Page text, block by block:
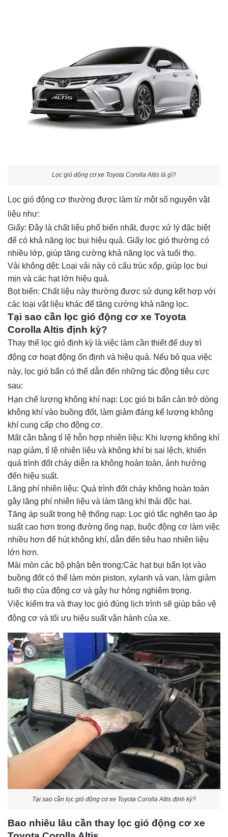
Lọc gió động cơ xe Toyota Corolla Altis là gì?
Lọc gió động cơ thường được làm từ một số nguyên vật
liệu như:
Giấy: Đây là chất liệu phổ biến nhất, được xử lý đặc biệt
để có khả năng lọc bụi hiệu quả. Giấy lọc gió thường có
nhiều lớp, giúp tăng cường khả năng lọc và tuổi thọ.
Vải không dệt: Loại vải này có cấu trúc xốp, giúp lọc bụi
mịn và các hạt lớn hiệu quả.
Bọt biển: Chất liệu này thường được sử dụng kết hợp với
các loại vật liệu khác để tăng cường khả năng lọc.
Tại sao cần lọc gió động cơ xe Toyota
Corolla Altis định kỳ?
Thay thế lọc gió định kỳ là việc làm cần thiết để duy trì
động cơ hoạt động ổn định và hiệu quả. Nếu bỏ qua việc
này, lọc gió bẩn có thể dẫn đến những tác động tiêu cực
sau:
Hạn chế lượng không khí nạp: Lọc gió bị bẩn cản trở dòng
không khí vào buồng đốt, làm giảm đáng kể lượng không
khí cung cấp cho động cơ.
Mất cân bằng tỉ lệ hỗn hợp nhiên liệu: Khi lượng không khí
nạp giảm, tỉ lệ nhiên liệu và không khí bị sai lệch, khiến
quá trình đốt cháy diễn ra không hoàn toàn, ảnh hưởng
đến hiệu suất.
Lãng phí nhiên liệu: Quá trình đốt cháy không hoàn toàn
gây lãng phí nhiên liệu và làm tăng khí thải độc hại.
Tăng áp suất trong hệ thống nạp: Lọc gió tắc nghẽn tạo áp
suất cao hơn trong đường ống nạp, buộc động cơ làm việc
nhiều hơn để hút không khí, dẫn đến tiêu hao nhiên liệu
lớn hơn.
Mài mòn các bộ phận bên trong:Các hạt bụi bẩn lọt vào
buồng đốt có thể làm mòn piston, xylanh và van, làm giảm
tuổi thọ của động cơ và gây hư hỏng nghiêm trọng.
Việc kiểm tra và thay lọc gió đúng lịch trình sẽ giúp bảo vệ
động cơ và tối ưu hiệu suất vận hành của xe.
Tại sao cần lọc gió động cơ xe Toyota Corolla Altis định kỳ?
Bao nhiêu lâu cần thay lọc gió động cơ xe